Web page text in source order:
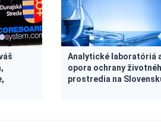
Analytické laboratóriá
opora ochrany
prostredia na